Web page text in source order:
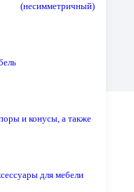
(несимметричный)
и конусы, а также
для мебели